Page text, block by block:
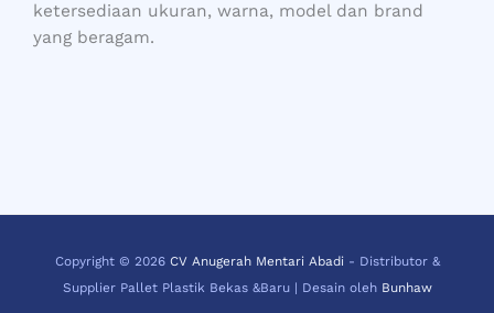
ketersediaan ukuran, warna, model dan brand
yang beragam.
Copyright © 2026 CV Anugerah Mentari Abadi- Distributor &
Supplier Pallet Plastik Bekas &Baru | Desain oleh Bunhaw